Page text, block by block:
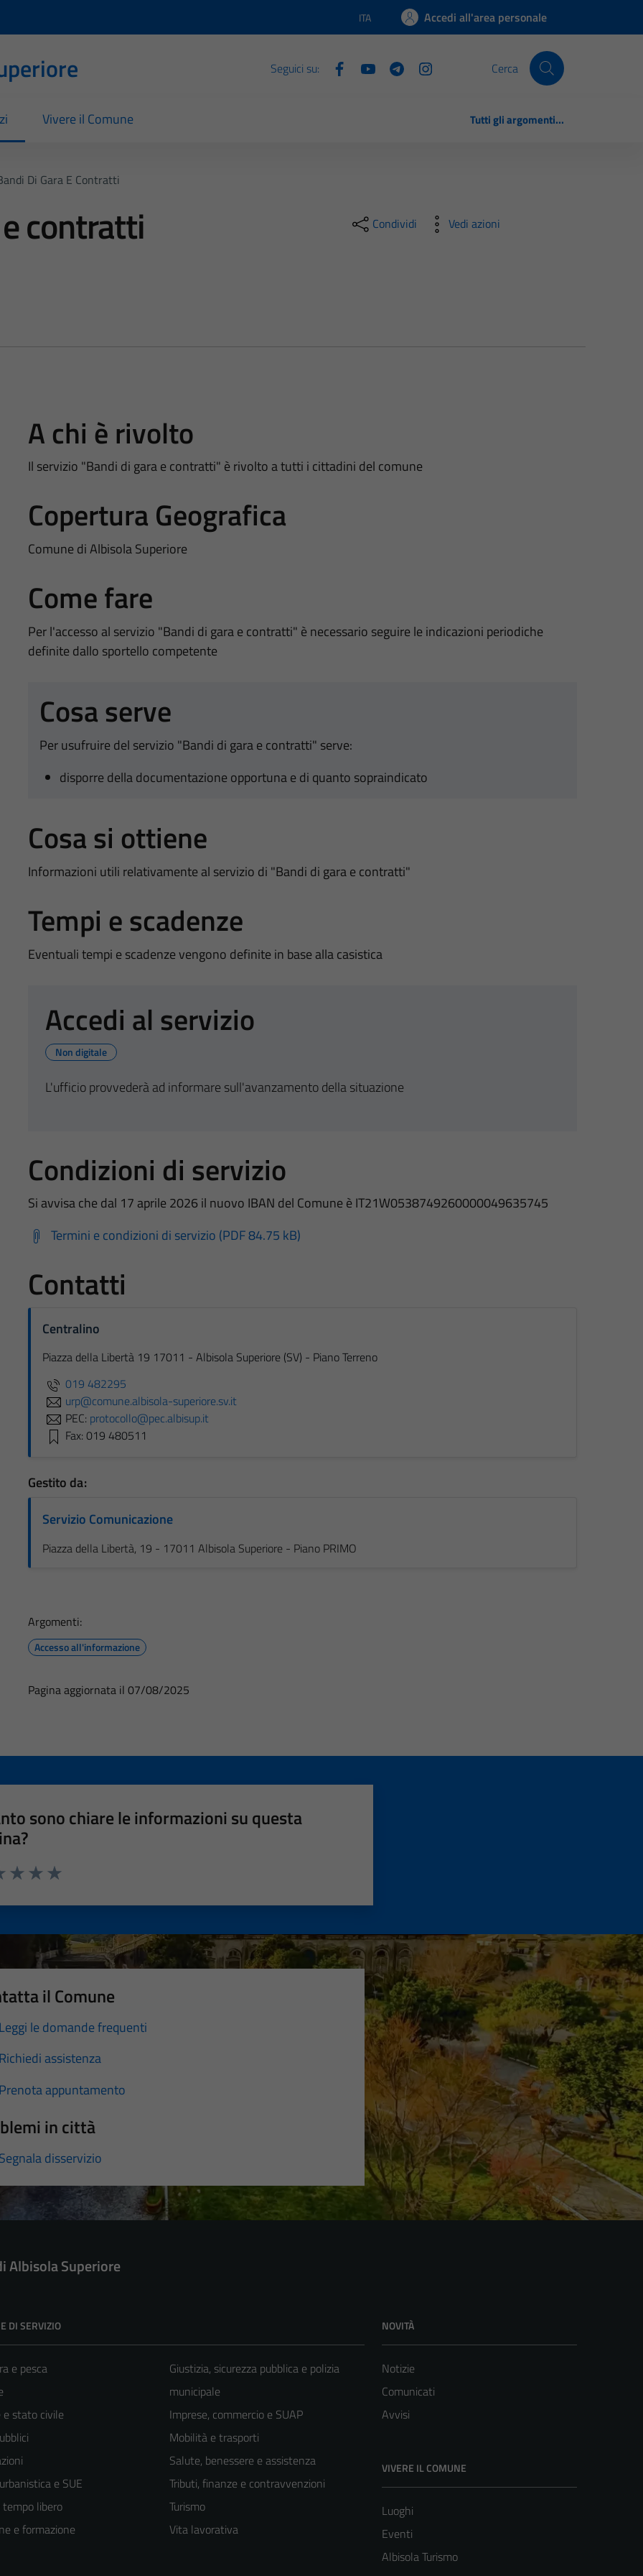
Lingua attiva:
ITA Accedi all'area personale
Seguici su: Cerca
Vivere il Comune Tutti gli argomenti...
Di Gara E Contratti
contratti Condividi Vedi azioni
A chi è rivolto
Il servizio "Bandi di gara e contratti" è rivolto a tutti i cittadini del comune
Copertura Geografica
Comune di Albisola Superiore
Come fare
Per l'accesso al servizio "Bandi di gara e contratti" è necessario seguire le indicazioni periodiche
definite dallo sportello competente
Cosa serve
Per usufruire del servizio "Bandi di gara e contratti" serve:
disporre della documentazione opportuna e di quanto sopraindicato
Cosa si ottiene
Informazioni utili relativamente al servizio di "Bandi di gara e contratti"
Tempi e scadenze
Eventuali tempi e scadenze vengono definite in base alla casistica
Accedi al servizio
Non digitale
L'ufficio provvederà ad informare sull'avanzamento della situazione
Condizioni di servizio
Si avvisa che dal 17 aprile 2026 il nuovo IBAN del Comune è IT21W0538749260000049635745
Termini e condizioni di servizio (PDF 84.75 kB)
Contatti
Centralino
Piazza della Libertà 19 17011 - Albisola Superiore (SV) - Piano Terreno
019 482295
urp@comune.albisola-superiore.sv.it
PEC: protocollo@pec.albisup.it
Fax: 019 480511
Gestito da:
Servizio Comunicazione
Piazza della Libertà, 19 - 17011 Albisola Superiore - Piano PRIMO
Argomenti:
Accesso all'informazione
Pagina aggiornata il 07/08/2025
sono chiare le informazioni su questa
il Comune
Leggi le domande frequenti
Richiedi assistenza
Prenota appuntamento
in città
Segnala disservizio
Albisola Superiore
DI SERVIZIO
e pesca
e stato civile
e SUE
libero
e formazione
Giustizia, sicurezza pubblica e polizia
municipale
Imprese, commercio e SUAP
Mobilità e trasporti
Salute, benessere e assistenza
Tributi, finanze e contravvenzioni
Turismo
Vita lavorativa
NOVITÀ
Notizie
Comunicati
Avvisi
VIVERE IL COMUNE
Luoghi
Eventi
Albisola Turismo